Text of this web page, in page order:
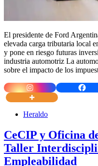
El presidente de Ford
elevada carga tributaria local
y pone en riesgo futuras
industria automotriz La
sobre el impacto de los
Heraldo
CeCIP y Oficina
Taller
Empleabilidad